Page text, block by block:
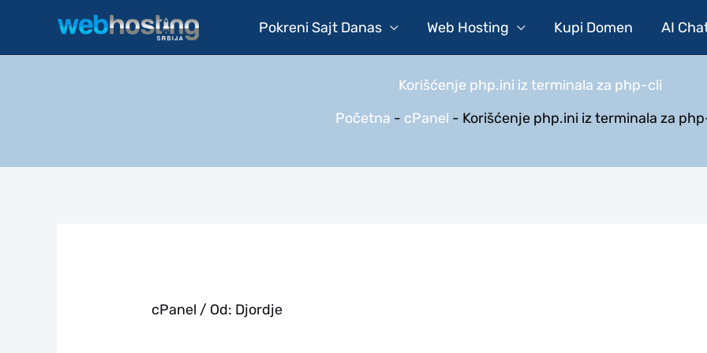
Pokreni Sajt Danas Web Hosting Kupi Domen AI
Korišćenje php.ini iz terminala za php-cli
Početna - cPanel - Korišćenje php.ini iz terminala za
cPanel / Od: Djordje